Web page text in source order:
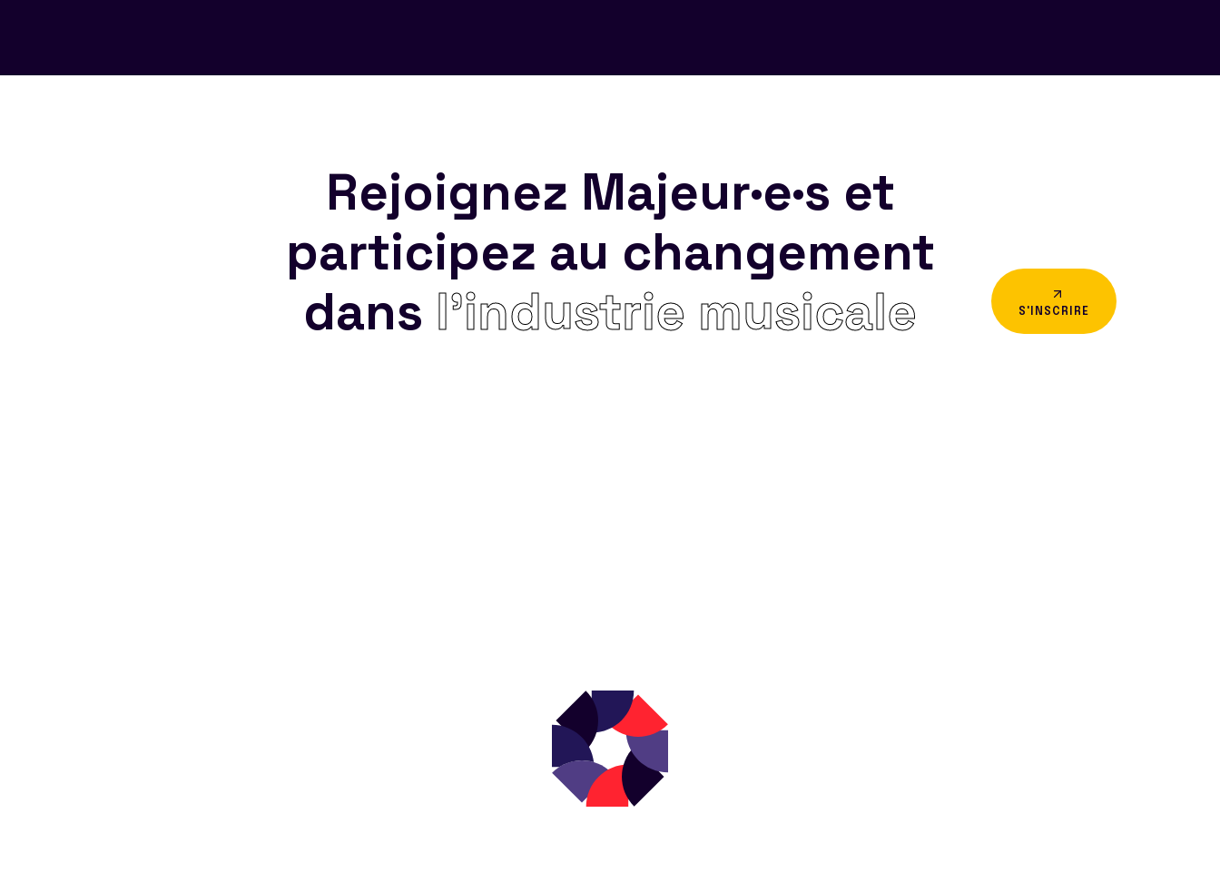
Rejoignez Majeur·e·s et
participez au changement
dans l’industrie musicale S'INSCRIRE